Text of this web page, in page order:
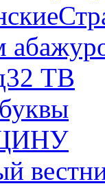
ТВ